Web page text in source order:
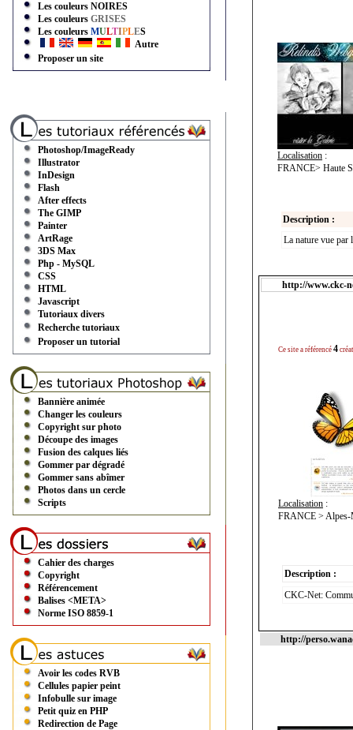
Les couleurs NOIRES
Les couleurs GRISES
Les couleurs MULTIPLES
Autre
Proposer un site
Photoshop/ImageReady
Illustrator
InDesign
Flash
After effects
The GIMP
Painter
ArtRage
3DS Max
Php - MySQL
CSS
HTML
Javascript
Tutoriaux divers
Recherche tutoriaux
Proposer un tutorial
Bannière animée
Changer les couleurs
Copyright sur photo
Découpe des images
Fusion des calques liés
Gommer par dégradé
Gommer sans abîmer
Photos dans un cercle
Scripts
Cahier des charges
Copyright
Référencement
Balises <META>
Norme ISO 8859-1
Avoir les codes RVB
Cellules papier peint
Infobulle sur image
Petit quiz en PHP
Redirection de Page
Localisation :
FRANCE> Haute
Description :
La nature vue par
http://www.ckc-
Ce site a référencé 4
Localisation :
FRANCE > Alpes-
Description :
CKC-Net:
http://